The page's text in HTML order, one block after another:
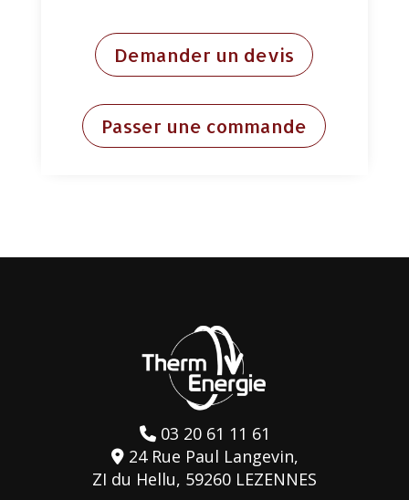
Demander un devis
Passer une commande
03 20 61 11 61
24 Rue Paul Langevin,
ZI du Hellu, 59260 LEZENNES